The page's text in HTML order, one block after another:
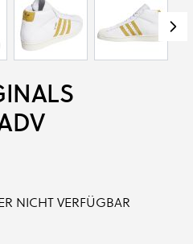
NICHT VERFÜGBAR